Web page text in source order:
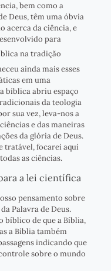
bem como a
Deus, têm uma óbvia
acerca da ciência, e
para
na tradição
ainda mais esses
em uma
bíblica abriu espaço
da teologia
sua vez, leva-nos a
e das maneiras
da glória de Deus.
tratável, focarei aqui
as ciências.
a lei científica
pensamento sobre
Palavra de Deus.
bíblico de que a Bíblia,
a Bíblia também
indicando que
sobre o mundo